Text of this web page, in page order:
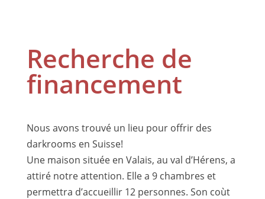
Recherche de
financement
Nous avons trouvé un lieu pour offrir des
darkrooms en Suisse!
Une maison située en Valais, au val d’Hérens, a
attiré notre attention. Elle a 9 chambres et
permettra d’accueillir 12 personnes. Son coùt